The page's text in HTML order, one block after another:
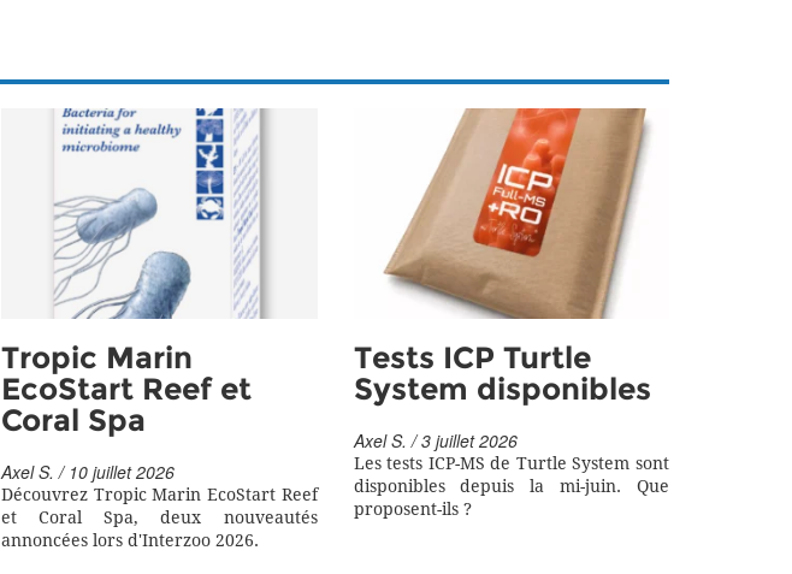
Tropic Marin
EcoStart Reef et
Coral Spa
Axel S. / 10 juillet 2026
Découvrez Tropic Marin EcoStart Reef
et Coral Spa, deux nouveautés
annoncées lors d'Interzoo 2026.
Tests ICP Turtle
System disponibles
Axel S. / 3 juillet 2026
Les tests ICP-MS de Turtle System sont
disponibles depuis la mi-juin. Que
proposent-ils ?